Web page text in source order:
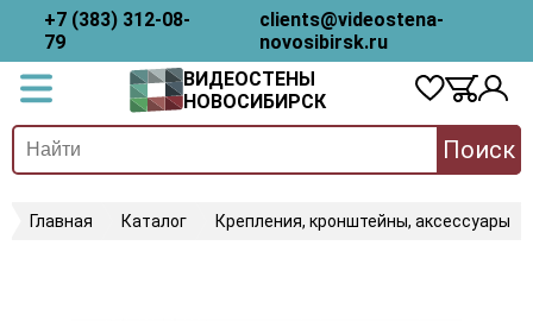
+7 (383) 312-08-
79
clients@videostena-
novosibirsk.ru
ВИДЕОСТЕНЫ
НОВОСИБИРСК
Поиск
Главная Каталог Крепления, кронштейны, аксессуары